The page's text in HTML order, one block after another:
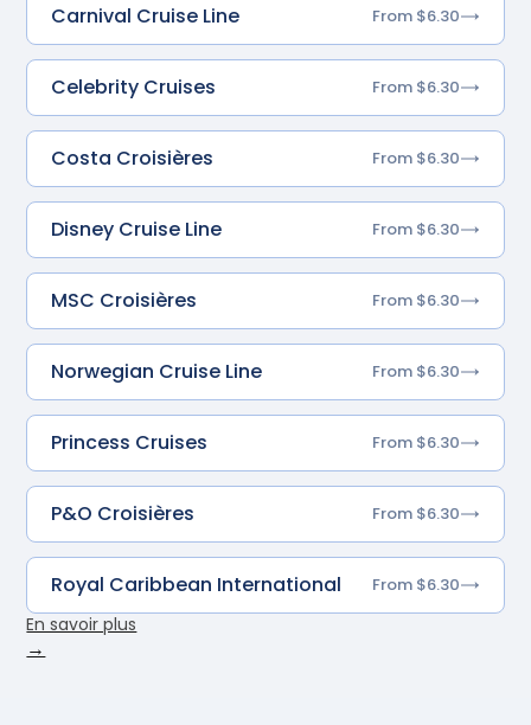
Carnival Cruise Line From $6.30
Celebrity Cruises From $6.30
Costa Croisières From $6.30
Disney Cruise Line From $6.30
MSC Croisières From $6.30
Norwegian Cruise Line From $6.30
Princess Cruises From $6.30
P&O Croisières From $6.30
Royal Caribbean International From $6.30
En savoir plus
→